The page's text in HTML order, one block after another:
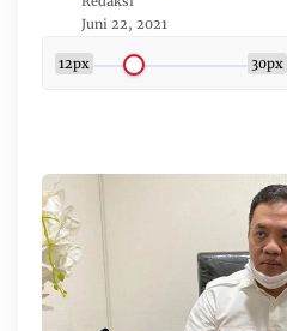
Juni 22, 2021
12px 30px